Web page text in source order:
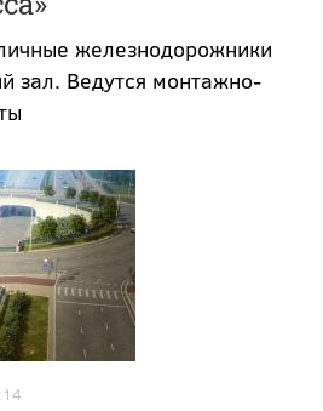
железнодорожники
зал. Ведутся монтажно-